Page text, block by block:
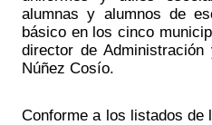
alumnas y alumnos de
básico en los cinco
director de
Núñez Cosío.
Conforme a los listados de